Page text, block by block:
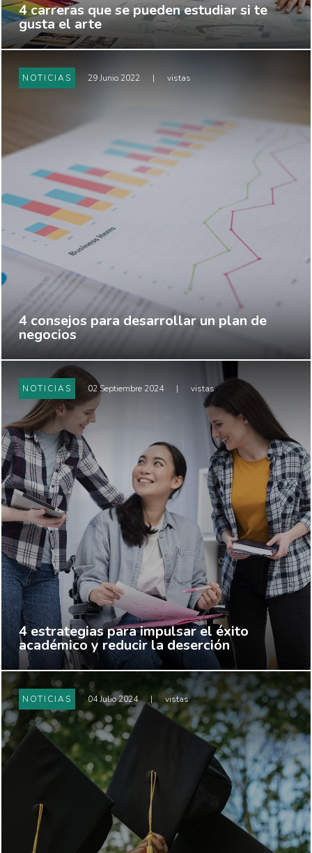
4 carreras que se pueden estudiar si te
gusta el arte
NOTICIAS 29 Junio 2022 | vistas
4 consejos para desarrollar un plan de
negocios
NOTICIAS 02 Septiembre 2024 | vistas
4 estrategias para impulsar el éxito
académico y reducir la deserción
NOTICIAS 04 Julio 2024 | vistas